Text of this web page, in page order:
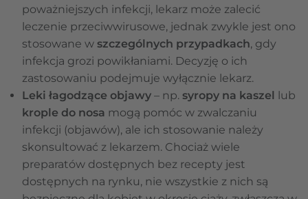
poważniejszych infekcji, lekarz może zalecić
leczenie przeciwwirusowe, jednak zwykle jest ono
stosowane w szczególnych przypadkach, gdy
infekcja grozi powikłaniami. Decyzję o ich
zastosowaniu podejmuje wyłącznie lekarz.
Leki łagodzące objawy – np. syropy na kaszel lub
krople do nosa mogą pomóc w zwalczaniu
infekcji (objawów), ale ich stosowanie należy
skonsultować z lekarzem. Chociaż wiele
preparatów dostępnych bez recepty jest
dostępnych na rynku, nie wszystkie z nich są